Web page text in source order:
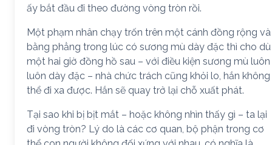
ấy bắt đầu đi theo đường vòng tròn rồi.
Một phạm nhân chạy trốn trên một cánh đồng rộng và
bằng phẳng trong lúc có sương mù dày đặc thì cho dù
một hai giờ đồng hồ sau – với điều kiện sương mù luôn
luôn dày đặc – nhà chức trách cũng khỏi lo, hắn không
thể đi xa được. Hắn sẽ quay trở lại chỗ xuất phát.
Tại sao khi bị bịt mắt – hoặc không nhìn thấy gì – ta lại
đi vòng tròn? Lý do là các cơ quan, bộ phận trong cơ